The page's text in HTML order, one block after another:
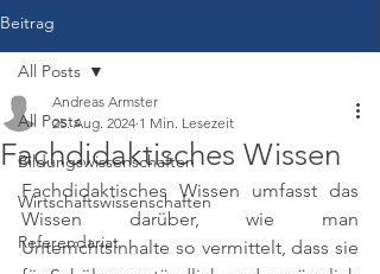
Beitrag
All Posts
Bildungswissenschaften
Wirtschaftswissenschaften
Referendariat
All Posts
Fachdidaktisches Wissen
Andreas Armster
25. Aug. 2024 1 Min. Lesezeit
Fachdidaktisches Wissen umfasst das
Wissen darüber, wie man
Unterrichtsinhalte so vermittelt, dass sie